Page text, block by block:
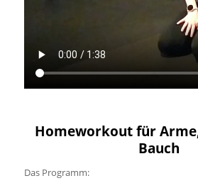
Homeworkout für
Bauch
Das Programm: